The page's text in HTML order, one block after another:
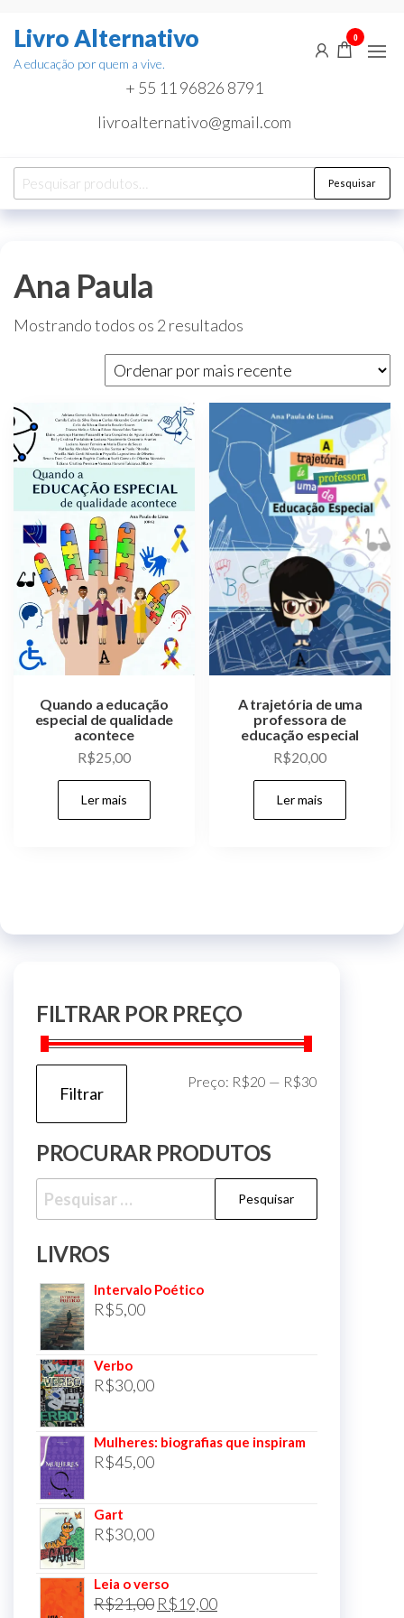
paraLivro Alternativo
A educação por quem a vive.
+ 55 11 96826 8791
livroalternativo@gmail.com
0
Pesquisar
por:
Pesquisar
Ana Paula
Mostrando todos os 2 resultados
por
mais
recente
Quando a educação
especial de qualidade
acontece
R$25,00
Ler mais
A trajetória de uma
professora de
educação especial
R$20,00
Ler mais
FILTRAR POR PREÇO
Filtrar
Preço: R$20 — R$30
PROCURAR PRODUTOS
Pesquisar
por:
LIVROS
Intervalo Poético
R$5,00
Verbo
R$30,00
Mulheres: biografias que inspiram
R$45,00
Gart
R$30,00
Leia o verso
R$21,00 O
R$19,00O